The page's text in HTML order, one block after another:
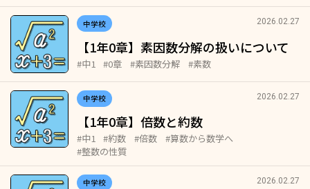
中学校 2026.02.27
【1年0章】素因数分解の扱いについて
#中1 #0章 #素因数分解 #素数
中学校 2026.02.27
【1年0章】倍数と約数
#中1 #約数 #倍数
#算数から数学へ
#整数の性質
中学校 2026.02.27